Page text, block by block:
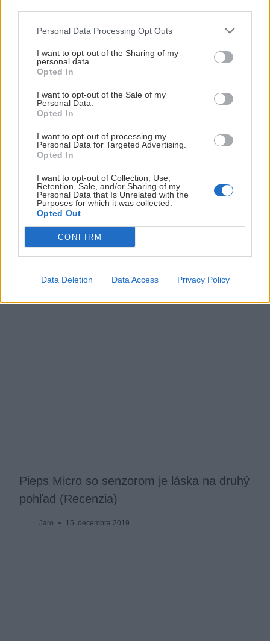
Personal Data Processing Opt Outs
I want to opt-out of the Sharing of my
personal data.
Opted In
I want to opt-out of the Sale of my
Personal Data.
Opted In
I want to opt-out of processing my
Personal Data for Targeted Advertising.
Opted In
I want to opt-out of Collection, Use,
Retention, Sale, and/or Sharing of my
Personal Data that Is Unrelated with the
Purposes for which it was collected.
Opted Out
CONFIRM
Data Deletion Data Access Privacy Policy
Na čom jazdím: Skialpové lyže
Jaro 1. marca 2025
Pravdy a mýty o servise lyží
Pieps Micro so senzorom je láska na druhý
pohľad (Recenzia)
Jaro 15. decembra 2019